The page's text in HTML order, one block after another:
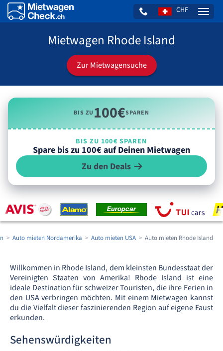
CHF
Mietwagen Rhode Island
Zur Mietwagensuche
BIS ZU100€SPAREN
BIS ZU 100€ SPAREN
Spare bis zu 100€ auf Deinen Mietwagen
Zu den Deals
Auto mieten Nordamerika Auto mieten USA Auto mieten Rhode Island
Willkommen in Rhode Island, dem kleinsten Bundesstaat der
Vereinigten Staaten von Amerika! Rhode Island ist eine
ideale Destination für schweizer Touristen, die ihre Ferien in
den USA verbringen möchten. Mit einem Mietwagen kannst
du die Vielfalt dieser faszinierenden Region auf eigene Faust
erkunden.
Sehenswürdigkeiten